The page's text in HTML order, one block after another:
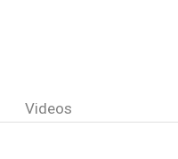
Videos